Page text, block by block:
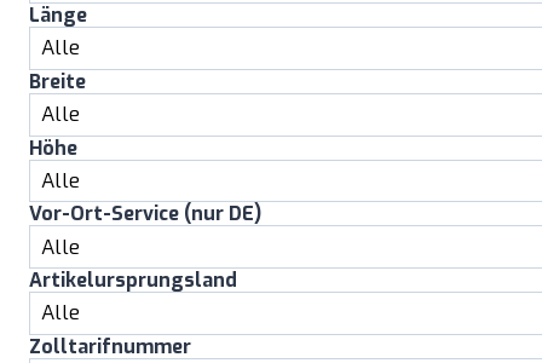
Länge
Breite
Höhe
Vor-Ort-Service (nur DE)
Artikelursprungsland
Zolltarifnummer